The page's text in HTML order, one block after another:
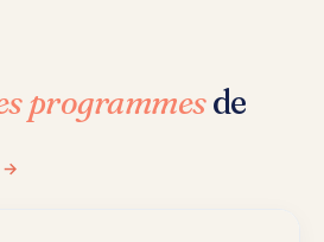
programmesde
→